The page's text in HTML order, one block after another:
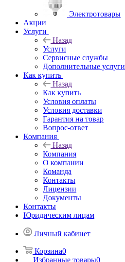
Электротовары
Акции
Услуги
Назад
Услуги
Сервисные службы
Дополнительные услуги
Как купить
Назад
Как купить
Условия оплаты
Условия доставки
Гарантия на товар
Вопрос-ответ
Компания
Назад
Компания
О компании
Команда
Контакты
Лицензии
Документы
Контакты
Юридическим лицам
Личный кабинет
Корзина0
Избранные товары0